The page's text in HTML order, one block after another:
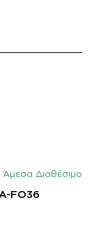
Άμεσα Διαθέσιμο
FO36